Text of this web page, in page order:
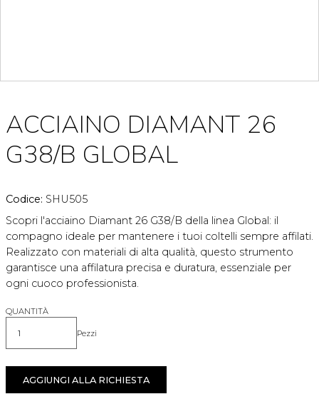
ACCIAINO DIAMANT 26
G38/B GLOBAL
Codice: SHU505
Scopri l'acciaino Diamant 26 G38/B della linea Global: il
compagno ideale per mantenere i tuoi coltelli sempre affilati.
Realizzato con materiali di alta qualità, questo strumento
garantisce una affilatura precisa e duratura, essenziale per
ogni cuoco professionista.
QUANTITÀ
Quantità Pezzi
AGGIUNGI ALLA RICHIESTA